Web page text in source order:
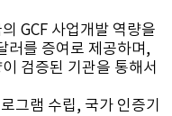
GCF 사업개발 역량을
러를 증여로 제공하며,
검증된 기관을 통해서
그램 수립, 국가 인증기